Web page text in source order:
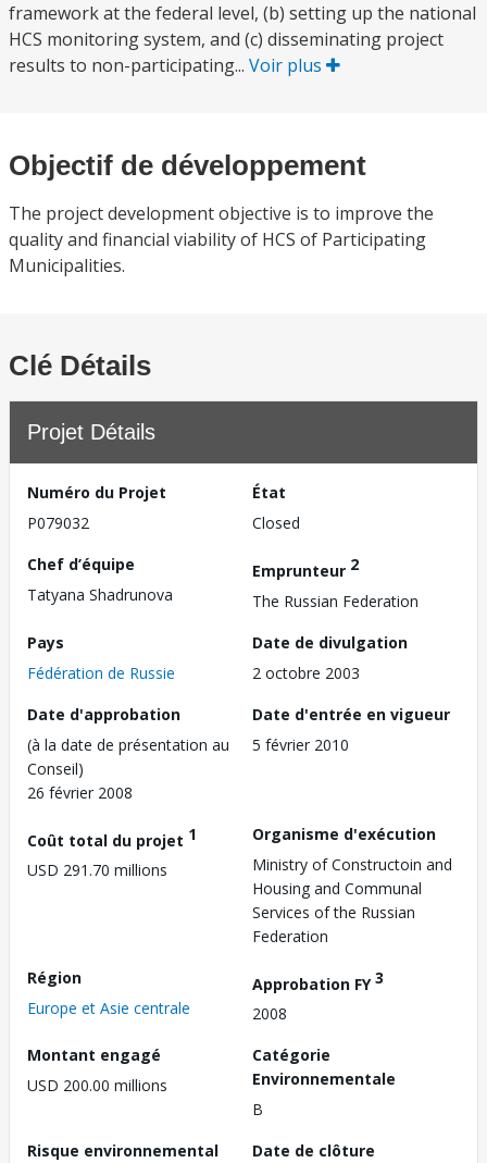
framework at the federal level, (b) setting up the national
HCS monitoring system, and (c) disseminating project
results to non-participating... Voir plus
Objectif de développement
The project development objective is to improve the
quality and financial viability of HCS of Participating
Municipalities.
Clé Détails
Projet Détails
Numéro du Projet
P079032
État
Closed
Chef d’équipe
Tatyana Shadrunova
Emprunteur 2
The Russian Federation
Pays
Fédération de Russie
Date de divulgation
2 octobre 2003
Date d'approbation
(à la date de présentation au
Conseil)
26 février 2008
Date d'entrée en vigueur
5 février 2010
Coût total du projet 1
USD 291.70 millions
Organisme d'exécution
Ministry of Constructoin and
Housing and Communal
Services of the Russian
Federation
Région
Europe et Asie centrale
Approbation FY3
2008
Montant engagé
USD 200.00 millions
Catégorie
Environnementale
B
Risque environnemental
Date de clôture